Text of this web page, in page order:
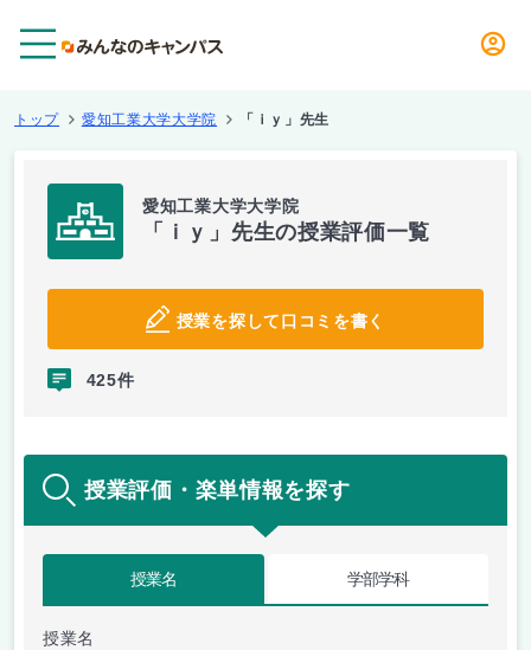
トップ 愛知工業大学大学院 「ｉｙ」先生
愛知工業大学大学院
「ｉｙ」先生の授業評価一覧
授業を探して口コミを書く
425件
授業評価・楽単情報を探す
授業名 学部学科
授業名